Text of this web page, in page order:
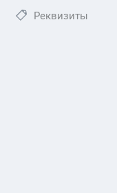
Реквизиты